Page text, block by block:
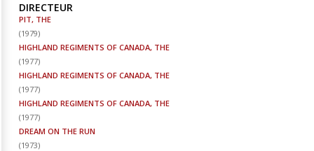
DIRECTEUR
PIT, THE
(1979)
HIGHLAND REGIMENTS OF CANADA, THE
(1977)
HIGHLAND REGIMENTS OF CANADA, THE
(1977)
HIGHLAND REGIMENTS OF CANADA, THE
(1977)
DREAM ON THE RUN
(1973)